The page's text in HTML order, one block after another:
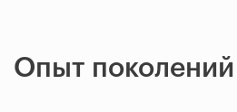
Опыт поколений